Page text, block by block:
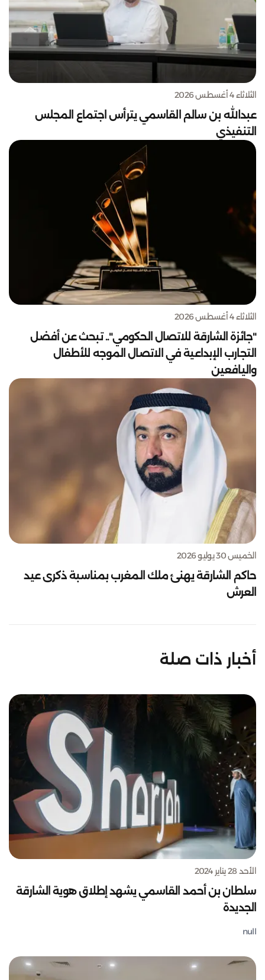
الثلاثاء 4 أغسطس 2026
عبدالله بن سالم القاسمي يترأس اجتماع المجلس
التنفيذي
الثلاثاء 4 أغسطس 2026
"جائزة الشارقة للاتصال الحكومي".. تبحث عن أفضل
التجارب الإبداعية في الاتصال الموجه للأطفال
واليافعين
الخميس 30 يوليو 2026
حاكم الشارقة يهنئ ملك المغرب بمناسبة ذكرى عيد
العرش
أخبار ذات صلة
الأحد 28 يناير 2024
سلطان بن أحمد القاسمي يشهد إطلاق هوية الشارقة
الجديدة
null